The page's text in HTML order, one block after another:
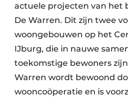
actuele projecten van het
De Warren. Dit zijn twee
woongebouwen op het
IJburg, die in nauwe
toekomstige bewoners
Warren wordt bewoond
wooncoöperatie en is